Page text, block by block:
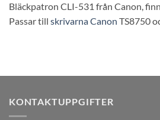
Bläckpatron CLI-531 från Canon,
Passar till skrivarnaCanon TS8750
KONTAKTUPPGIFTER